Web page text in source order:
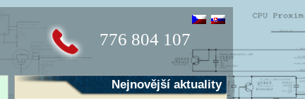
776 804 107
Nejnovější aktuality